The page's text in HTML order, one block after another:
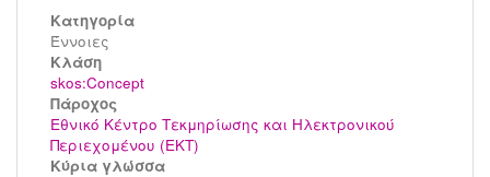
Κατηγορία
Έννοιες
Kλάση
skos:Concept
Πάροχος
Εθνικό Κέντρο Τεκμηρίωσης και Ηλεκτρονικού
Περιεχομένου (ΕΚΤ)
Κύρια γλώσσα